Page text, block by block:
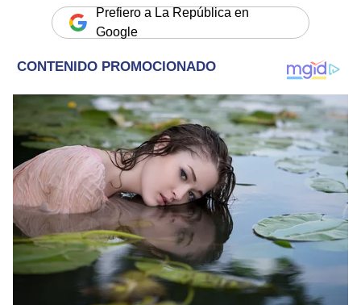
Prefiero a La República en
Google